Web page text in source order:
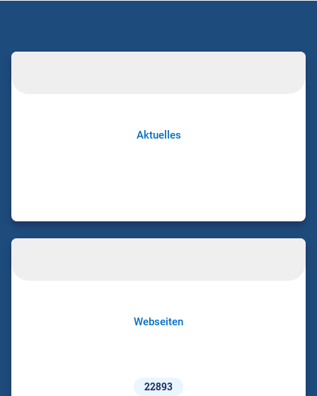
Aktuelles
Webseiten
22893